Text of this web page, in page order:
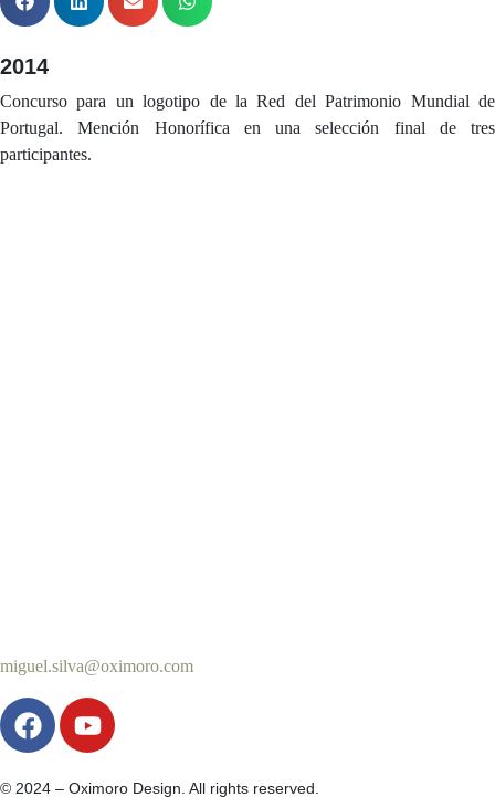
2014
Concurso para un logotipo de la Red del Patrimonio Mundial de
Portugal. Mención Honorífica en una selección final de tres
participantes.
miguel.silva@oximoro.com
© 2024 – Oximoro Design. All rights reserved.